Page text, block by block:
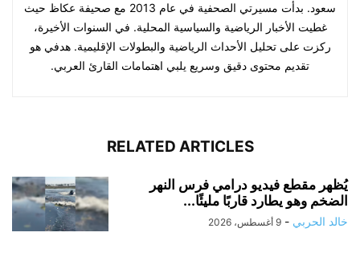
سعود. بدأت مسيرتي الصحفية في عام 2013 مع صحيفة عكاظ حيث
غطيت الأخبار الرياضية والسياسية المحلية. في السنوات الأخيرة،
ركزت على تحليل الأحداث الرياضية والبطولات الإقليمية. هدفي هو
تقديم محتوى دقيق وسريع يلبي اهتمامات القارئ العربي.
RELATED ARTICLES
يُظهر مقطع فيديو درامي فرس النهر
الضخم وهو يطارد قاربًا مليئًا...
خالد الحربي - 9 أغسطس، 2026